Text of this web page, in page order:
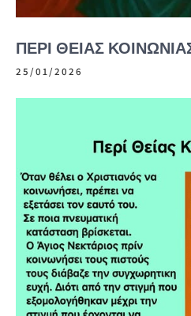
ΠΕΡΙ ΘΕΙΑΣ
25/01/2026